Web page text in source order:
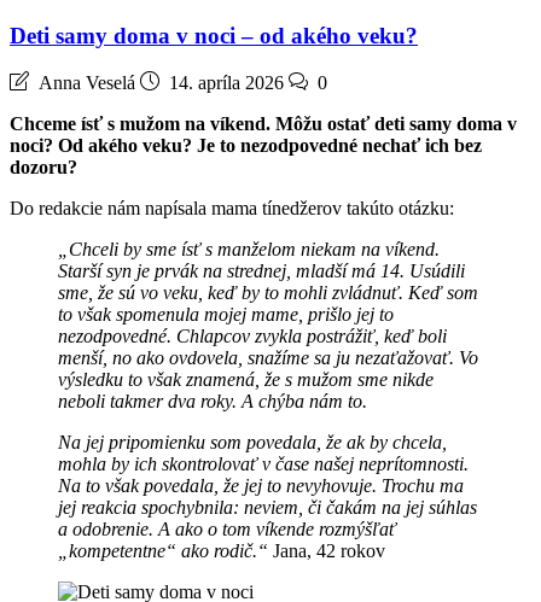
Deti samy doma v noci – od akého veku?
Anna Veselá 14. apríla 2026
0
Chceme ísť s mužom na víkend. Môžu ostať deti samy doma v
noci? Od akého veku? Je to nezodpovedné nechať ich bez
dozoru?
Do redakcie nám napísala mama tínedžerov takúto otázku:
„Chceli by sme ísť s manželom niekam na víkend.
Starší syn je prvák na strednej, mladší má 14. Usúdili
sme, že sú vo veku, keď by to mohli zvládnuť. Keď som
to však spomenula mojej mame, prišlo jej to
nezodpovedné. Chlapcov zvykla postrážiť, keď boli
menší, no ako ovdovela, snažíme sa ju nezaťažovať. Vo
výsledku to však znamená, že s mužom sme nikde
neboli takmer dva roky. A chýba nám to.
Na jej pripomienku som povedala, že ak by chcela,
mohla by ich skontrolovať v čase našej neprítomnosti.
Na to však povedala, že jej to nevyhovuje. Trochu ma
jej reakcia spochybnila: neviem, či čakám na jej súhlas
a odobrenie. A ako o tom víkende rozmýšľať
„kompetentne“ ako rodič.“ Jana, 42 rokov